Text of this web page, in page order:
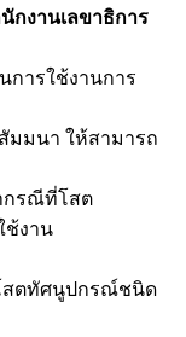
กงานเลขาธิการ
การใช้งานการ
มมนา ให้สามารถ
กรณีที่โสต
ช้งาน
สตทัศนูปกรณ์ชนิด